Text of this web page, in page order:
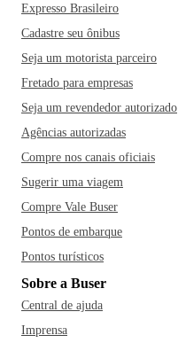
Expresso Brasileiro
Cadastre seu ônibus
Seja um motorista parceiro
Fretado para empresas
Seja um revendedor autorizado
Agências autorizadas
Compre nos canais oficiais
Sugerir uma viagem
Compre Vale Buser
Pontos de embarque
Pontos turísticos
Sobre a Buser
Central de ajuda
Imprensa